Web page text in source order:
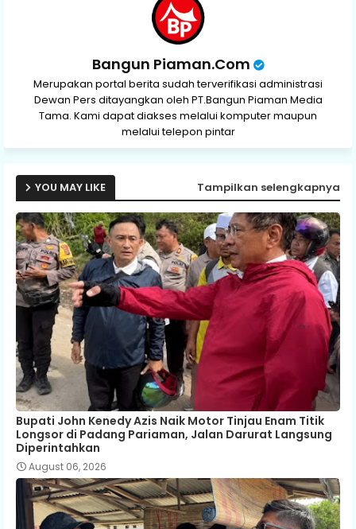
Bangun Piaman.Com
Merupakan portal berita sudah terverifikasi administrasi
Dewan Pers ditayangkan oleh PT.Bangun Piaman Media
Tama. Kami dapat diakses melalui komputer maupun
melalui telepon pintar
YOU MAY LIKE Tampilkan selengkapnya
Bupati John Kenedy Azis Naik Motor Tinjau Enam Titik
Longsor di Padang Pariaman, Jalan Darurat Langsung
Diperintahkan
August 06, 2026